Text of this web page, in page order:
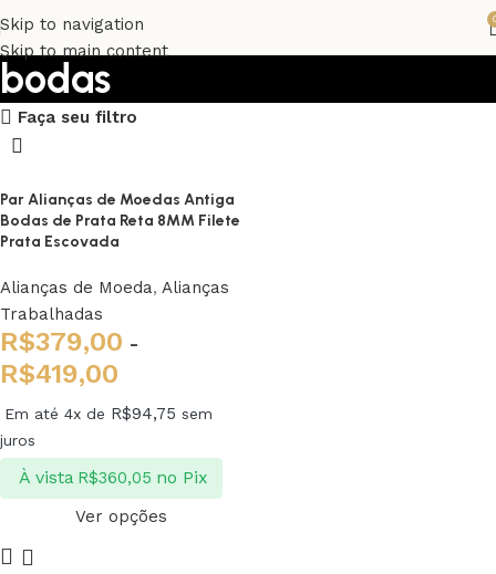
Skip to navigation
Skip to main content
bodas
Shop Now
Faça seu filtro
Par Alianças de Moedas Antiga
Bodas de Prata Reta 8MM Filete
Prata Escovada
Alianças de Moeda, Alianças
Trabalhadas
R$379,00 -
R$419,00
Em até 4x de R$94,75 sem
juros
À vista R$360,05 no Pix
Ver opções